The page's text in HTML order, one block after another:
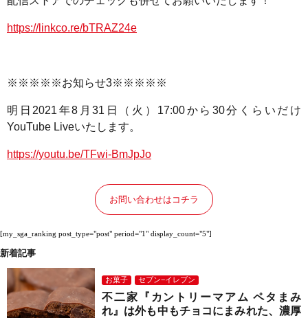
https://linkco.re/bTRAZ24e
※※※※※お知らせ3※※※※※
明日2021年8月31日（火） 17:00から30分くらいだけ
YouTube Liveいたします。
https://youtu.be/TFwi-BmJpJo
お問い合わせはコチラ
[my_sga_ranking post_type="post" period="1" display_count="5"]
新着記事
お菓子 セブン−イレブン
不二家『カントリーマアム ペタまみ
れ』は外も中もチョコにまみれた、濃厚